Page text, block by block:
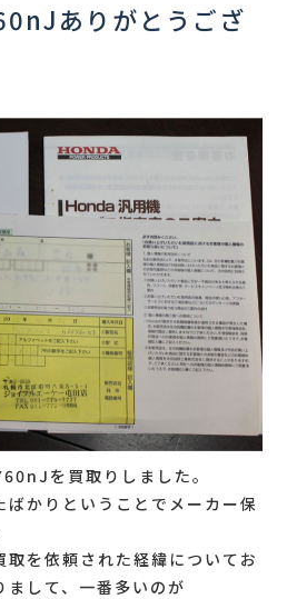
ありがとうござ
を買取りしました。
ばかりということでメーカー保
を依頼された経緯についてお
して、一番多いのが